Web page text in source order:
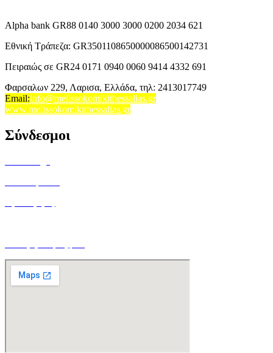
Alpha bank GR88 0140 3000 3000 0200 2034 621
Εθνική Τράπεζα: GR3501108650000086500142731
Πειραιώς σε GR24 0171 0940 0060 9414 4332 691
Φαρσαλων 229, Λαρισα, Ελλάδα, τηλ: 2413017749
Email:info@melissokomikithessalias.gr
www.melissokomikithessalias.gr
Σύνδεσμοι